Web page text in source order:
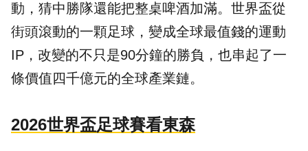
動，猜中勝隊還能把整桌啤酒加滿。世界盃從
街頭滾動的一顆足球，變成全球最值錢的運動
IP，改變的不只是90分鐘的勝負，也串起了一
條價值四千億元的全球產業鏈。
2026世界盃足球賽看東森